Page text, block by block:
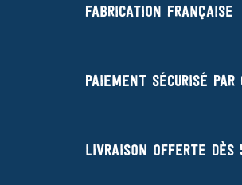
Fabrication française
Paiement sécurisé par
Livraison offerte dès